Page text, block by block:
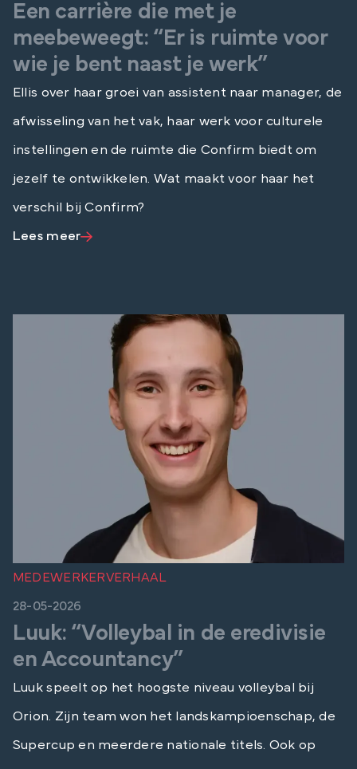
Een carrière die met je
meebeweegt: “Er is ruimte voor
wie je bent naast je werk”
Ellis over haar groei van assistent naar manager, de
afwisseling van het vak, haar werk voor culturele
instellingen en de ruimte die Confirm biedt om
jezelf te ontwikkelen. Wat maakt voor haar het
verschil bij Confirm?
Lees meer
MEDEWERKERVERHAAL
28-05-2026
Luuk: “Volleybal in de eredivisie
en Accountancy”
Luuk speelt op het hoogste niveau volleybal bij
Orion. Zijn team won het landskampioenschap, de
Supercup en meerdere nationale titels. Ook op